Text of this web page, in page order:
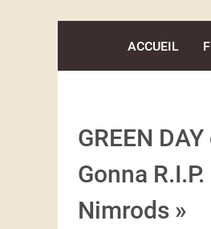
ACCUEIL
GREEN
Gonna
Nimrods »